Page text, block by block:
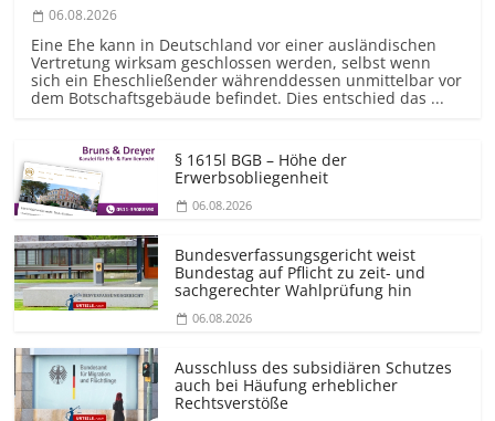
06.08.2026
Eine Ehe kann in Deutschland vor einer ausländischen
Vertretung wirksam geschlossen werden, selbst wenn
sich ein Eheschließender währenddessen unmittelbar vor
dem Botschaftsgebäude befindet. Dies entschied das ...
§ 1615l BGB – Höhe der
Erwerbsobliegenheit
06.08.2026
Bundesver­fassungsgericht weist
Bundestag auf Pflicht zu zeit- und
sachgerechter Wahlprüfung hin
06.08.2026
Ausschluss des subsidiären Schutzes
auch bei Häufung erheblicher
Rechtsverstöße